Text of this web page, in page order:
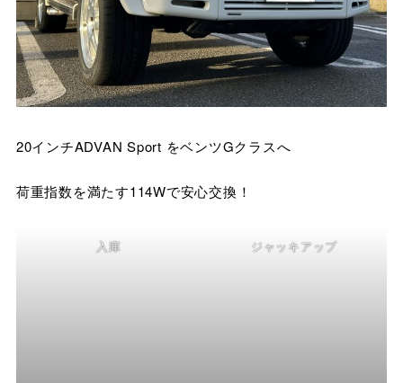
20インチADVAN Sport をベンツGクラスへ
荷重指数を満たす114Wで安心交換！
入庫 ジャッキアップ